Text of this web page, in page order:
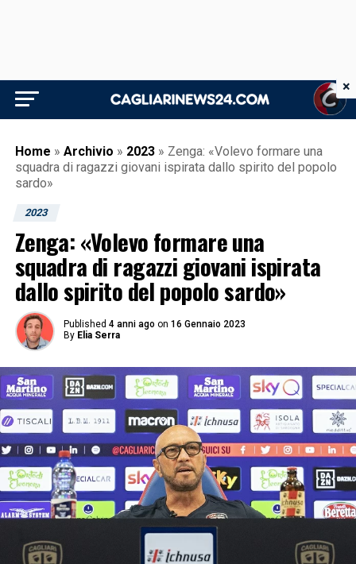
Home » Archivio » 2023 » Zenga: «Volevo formare una
squadra di ragazzi giovani ispirata dallo spirito del popolo
sardo»
2023
Zenga: «Volevo formare una
squadra di ragazzi giovani ispirata
dallo spirito del popolo sardo»
Published 4 anni ago on 16 Gennaio 2023
By Elia Serra
×